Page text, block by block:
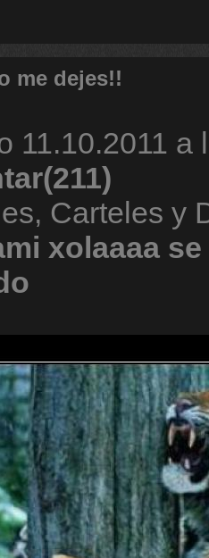
me dejes!!
11.10.2011 a
Carteles y
xolaaaa se